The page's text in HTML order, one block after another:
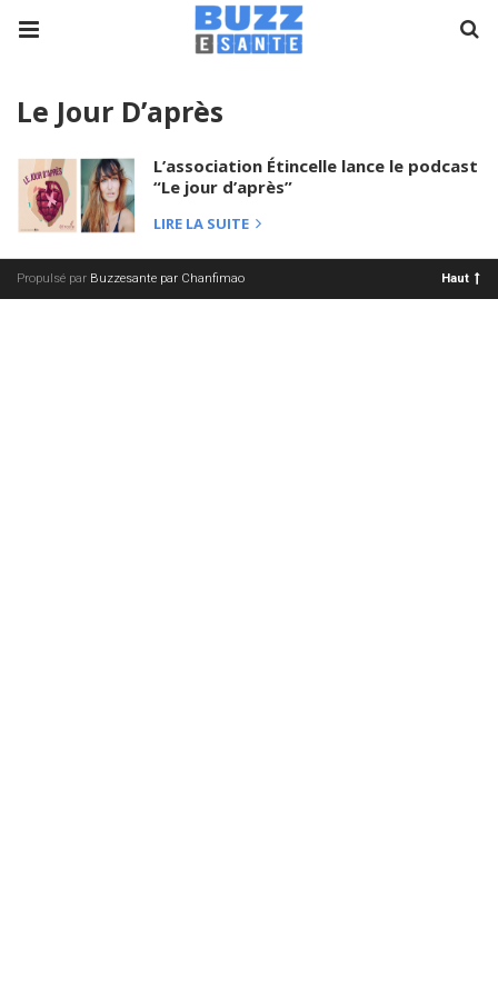
Le Jour D’après
L’association Étincelle lance le podcast
“Le jour d’après”
LIRE LA SUITE
Propulsé par Buzzesante par Chanfimao Haut